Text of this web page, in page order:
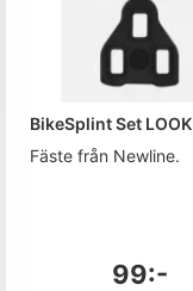
BikeSplint Set LOOK
Fäste från Newline.
99:-